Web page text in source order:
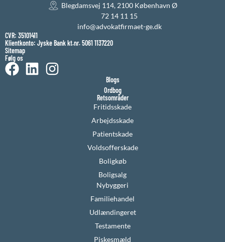
Blegdamsvej 114, 2100 København Ø
72 14 11 15
info@advokatfirmaet-ge.dk
CVR: 35101411
Klientkonto: Jyske Bank kt.nr. 5061 1137220
Sitemap
Følg os
Blogs
Ordbog
Retsområder
Fritidsskade
Arbejdsskade
Patientskade
Voldsofferskade
Boligkøb
Boligsalg
Nybyggeri
Familiehandel
Udlændingeret
Testamente
Piskesmæld